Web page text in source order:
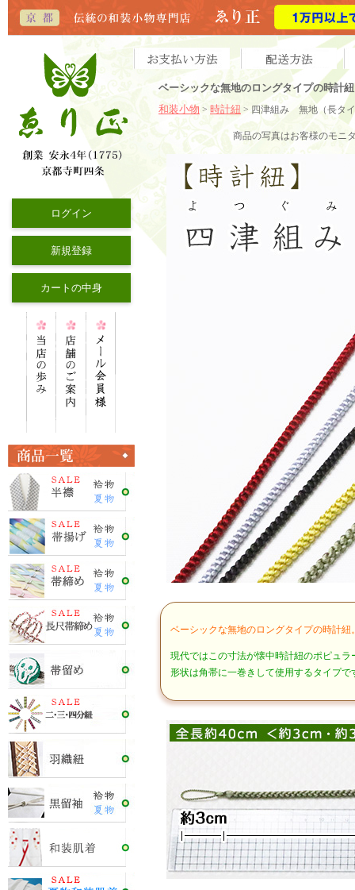
ログイン
新規登録
カートの中身
ベーシックな無地のロングタイプの時計紐
和装小物 > 時計紐 > 四津組み 無地 （長タ
商品の写真はお客様のモニ
ベーシックな無地のロングタイプの時計紐
現代ではこの寸法が懐中時計紐のポピュ
形状は角帯に一巻きして使用するタイプで